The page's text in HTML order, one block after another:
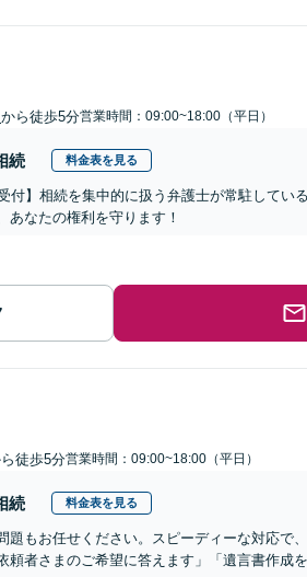
から徒歩5分営業時間：09:00~18:00（平日）
続 料金表を見る
付】相続を集中的に扱う弁護士が常駐して
あなたの権利を守ります！
徒歩5分営業時間：09:00~18:00（平日）
続 料金表を見る
題もお任せください。スピーディーな対応で
頼者さまのご希望に答えます」「遺言書作成